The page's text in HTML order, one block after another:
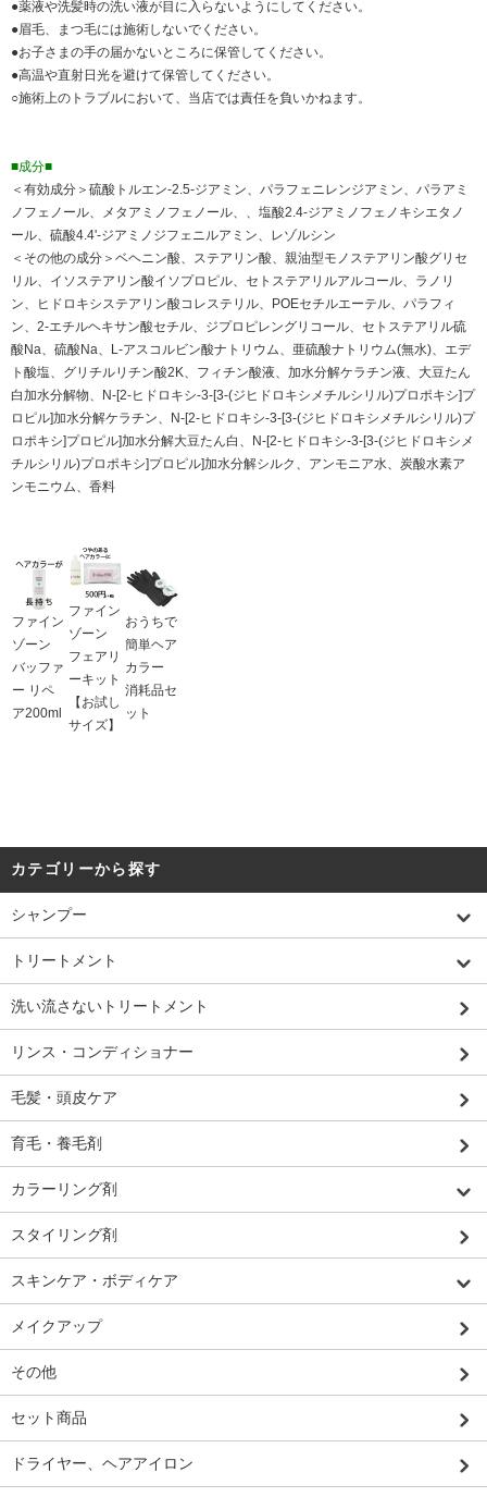
●薬液や洗髪時の洗い液が目に入らないようにしてください。
●眉毛、まつ毛には施術しないでください。
●お子さまの手の届かないところに保管してください。
●高温や直射日光を避けて保管してください。
○施術上のトラブルにおいて、当店では責任を負いかねます。
■成分■
＜有効成分＞硫酸トルエン-2.5-ジアミン、パラフェニレンジアミン、パラアミ
ノフェノール、メタアミノフェノール、、塩酸2.4-ジアミノフェノキシエタノ
ール、硫酸4.4'-ジアミノジフェニルアミン、レゾルシン
＜その他の成分＞ベヘニン酸、ステアリン酸、親油型モノステアリン酸グリセ
リル、イソステアリン酸イソプロピル、セトステアリルアルコール、ラノリ
ン、ヒドロキシステアリン酸コレステリル、POEセチルエーテル、パラフィ
ン、2-エチルヘキサン酸セチル、ジプロピレングリコール、セトステアリル硫
酸Na、硫酸Na、L-アスコルビン酸ナトリウム、亜硫酸ナトリウム(無水)、エデ
ト酸塩、グリチルリチン酸2K、フィチン酸液、加水分解ケラチン液、大豆たん
白加水分解物、N-[2-ヒドロキシ-3-[3-(ジヒドロキシメチルシリル)プロポキシ]プ
ロピル]加水分解ケラチン、N-[2-ヒドロキシ-3-[3-(ジヒドロキシメチルシリル)プ
ロポキシ]プロピル]加水分解大豆たん白、N-[2-ヒドロキシ-3-[3-(ジヒドロキシメ
チルシリル)プロポキシ]プロピル]加水分解シルク、アンモニア水、炭酸水素ア
ンモニウム、香料
ファイン
ゾーン
バッファ
ー リペ
ア200ml
ファイン
ゾーン
フェアリ
ーキット
【お試し
サイズ】
おうちで
簡単ヘア
カラー
消耗品セ
ット
カテゴリーから探す
シャンプー
トリートメント
洗い流さないトリートメント
リンス・コンディショナー
毛髪・頭皮ケア
育毛・養毛剤
カラーリング剤
スタイリング剤
スキンケア・ボディケア
メイクアップ
その他
セット商品
ドライヤー、ヘアアイロン